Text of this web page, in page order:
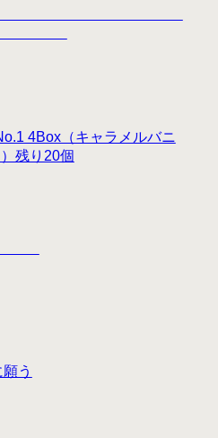
4Box（キャラメルバニ
残り20個
う